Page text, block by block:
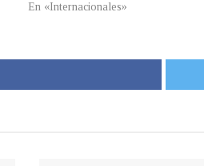
En «Internacionales»